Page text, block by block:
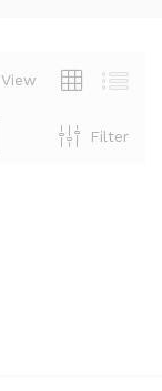
View
Filter